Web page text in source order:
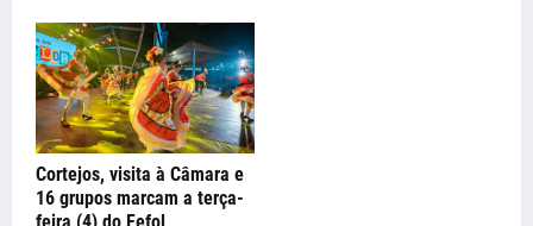
Cortejos, visita à Câmara e
16 grupos marcam a terça-